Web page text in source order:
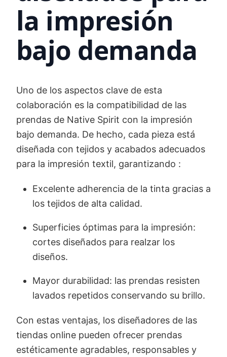
la impresión
bajo demanda
Uno de los aspectos clave de esta
colaboración es la compatibilidad de las
prendas de Native Spirit con la impresión
bajo demanda. De hecho, cada pieza está
diseñada con tejidos y acabados adecuados
para la impresión textil, garantizando :
Excelente adherencia de la tinta gracias a
los tejidos de alta calidad.
Superficies óptimas para la impresión:
cortes diseñados para realzar los
diseños.
Mayor durabilidad: las prendas resisten
lavados repetidos conservando su brillo.
Con estas ventajas, los diseñadores de las
tiendas online pueden ofrecer prendas
estéticamente agradables, responsables y